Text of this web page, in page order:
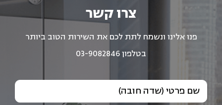
צרו קשר
פנו אלינו ונשמח לתת לכם את השירות הטוב ביותר
בטלפון 03-9082846
שם פרטי (שדה חובה)